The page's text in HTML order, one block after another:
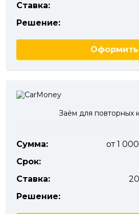
Ставка:
Решение:
Оформить
Заём для повторных
Сумма:
от 1
Срок:
Ставка:
Решение: